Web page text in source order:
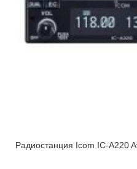
Радиостанция Icom IC-A220